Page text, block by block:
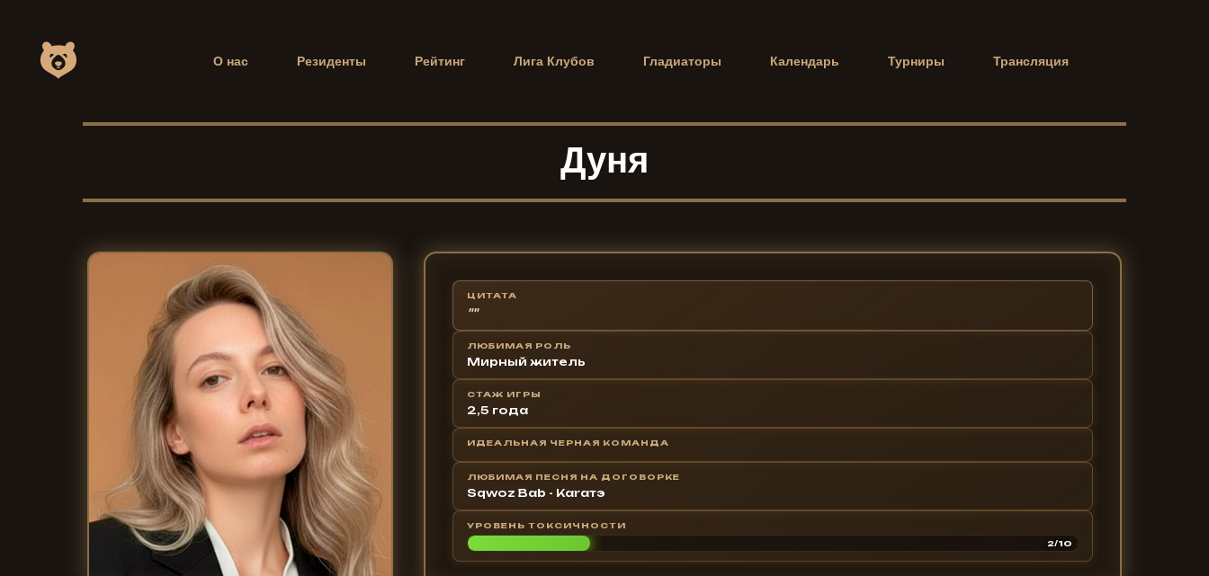
О нас Резиденты Рейтинг Лига Клубов Гладиаторы Календарь Турниры Трансляция
Дуня
ЦИТАТА
""
ЛЮБИМАЯ РОЛЬ
Мирный житель
СТАЖ ИГРЫ
2,5 года
ИДЕАЛЬНАЯ ЧЕРНАЯ КОМАНДА
ЛЮБИМАЯ ПЕСНЯ НА ДОГОВОРКЕ
Sqwoz Bab - Karaтэ
УРОВЕНЬ ТОКСИЧНОСТИ
2/10